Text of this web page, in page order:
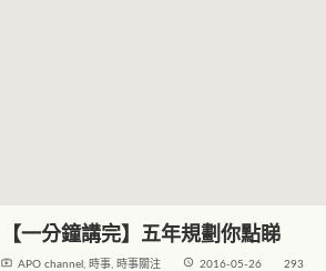
【一分鐘講完】五年規劃你點睇
live_tv APO channel , 時事, 時事關注 access_time 2016-05-26
293